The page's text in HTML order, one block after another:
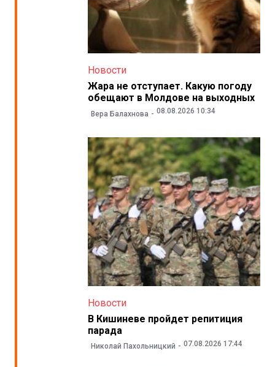
Новости
Жара не отступает. Какую погоду
обещают в Молдове на выходных
Вера Балахнова 08.08.2026 10:34
Новости
В Кишиневе пройдет репитиция
парада
Николай Пахольницкий 07.08.2026 17:44